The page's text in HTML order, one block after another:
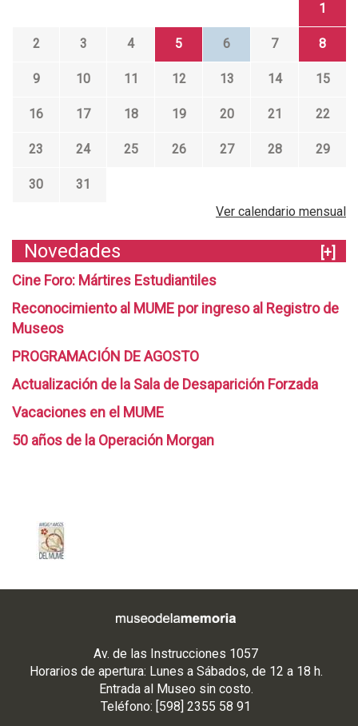
1
2 3 4 5 6 7 8
9 10 11 12 13 14 15
16 17 18 19 20 21 22
23 24 25 26 27 28 29
30
31
Ver calendario mensual
Novedades
[+]
Cine Foro: Mártires Estudiantiles
Reconocimiento al MUME por ingreso al Registro de
Museos
PROGRAMACIÓN DE AGOSTO
Actualización de la Sala de Desaparición Forzada
Vacaciones en el MUME
50 años de la Operación Morgan
Av. de las Instrucciones 1057
Horarios de apertura: Lunes a Sábados, de 12 a 18 h.
Entrada al Museo sin costo.
Teléfono: [598] 2355 58 91